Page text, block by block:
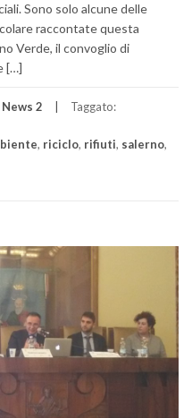
Sono solo alcune delle
raccontate questa
Verde, il convoglio di
[…]
News 2 Taggato:
, riciclo, rifiuti, salerno,